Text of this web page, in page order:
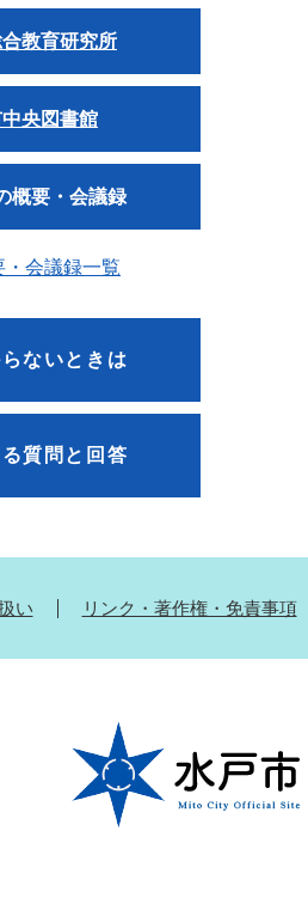
教育研究所
央図書館
概要・会議録
会議録一覧
ないときは
質問と回答
い リンク・著作権・免責事項